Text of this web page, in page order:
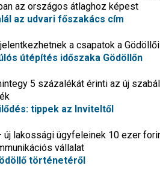
az országos átlaghoz képest
az udvari főszakács cím
a csapatok a
útépítés időszaka Gödöllőn
5 százalékát érinti az új
tippek az Inviteltől
lakossági ügyfeleinek 10 ezer
vállalat
történetéről